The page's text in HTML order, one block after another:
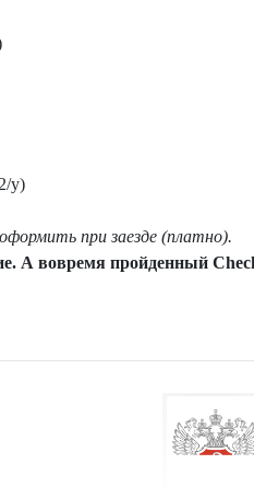
у)
при заезде (платно).
А вовремя пройденный